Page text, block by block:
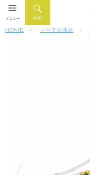
検索
メニュー
HOME すべての商品